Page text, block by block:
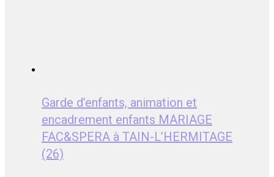
Garde d’enfants, animation et
encadrement enfants MARIAGE
FAC&SPERA à TAIN-L’HERMITAGE
(26)